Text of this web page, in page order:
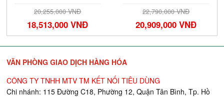
20,255,000 VNĐ
18,513,000 VNĐ
22,790,000 VNĐ
20,909,000 VNĐ
VĂN PHÒNG GIAO DỊCH HÀNG HÓA
CÔNG TY TNHH MTV TM KẾT NỐI TIÊU DÙNG
Chi nhánh: 115 Đường C18, Phường 12, Quận Tân Bình, Tp. Hồ